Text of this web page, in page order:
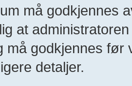
må godkjennes
at
må godkjennes før
detaljer.